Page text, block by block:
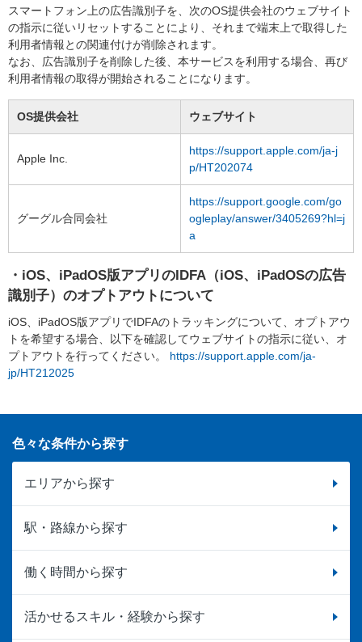
スマートフォン上の広告識別子を、次のOS提供会社のウェブサイト
の指示に従いリセットすることにより、それまで端末上で取得した
利用者情報との関連付けが削除されます。
なお、広告識別子を削除した後、本サービスを利用する場合、再び
利用者情報の取得が開始されることになります。
OS提供会社 ウェブサイト
Apple Inc.
https://support.apple.com/ja-j
p/HT202074
グーグル合同会社
https://support.google.com/go
ogleplay/answer/3405269?hl=j
a
・iOS、iPadOS版アプリのIDFA（iOS、iPadOSの広告
識別子）のオプトアウトについて
iOS、iPadOS版アプリでIDFAのトラッキングについて、オプトアウ
トを希望する場合、以下を確認してウェブサイトの指示に従い、オ
プトアウトを行ってください。 https://support.apple.com/ja-
jp/HT212025
色々な条件から探す
エリアから探す
駅・路線から探す
働く時間から探す
活かせるスキル・経験から探す